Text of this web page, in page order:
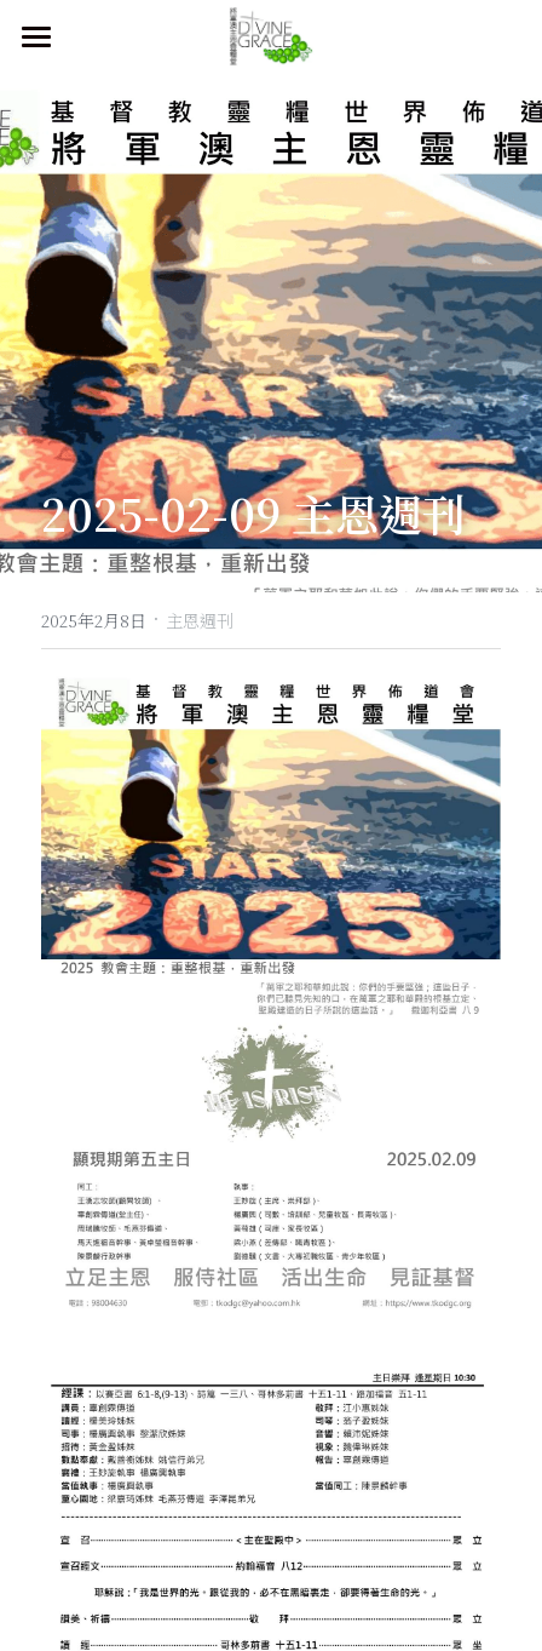
本堂簡介
主恩週刊
關於我們
教會歷史
同工及執事團隊
合作伙伴
聚會時間
主日崇拜
青少年崇拜
兒童崇拜
奉獻方法
會友須知
直播 及 活動資訊
登錄/註冊
2025-02-09 主恩週刊
2025年2月8日 · 主恩週刊